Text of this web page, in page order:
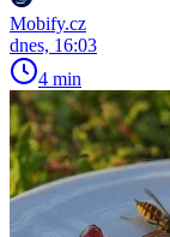
Mobify.cz
dnes, 16:03
4 min